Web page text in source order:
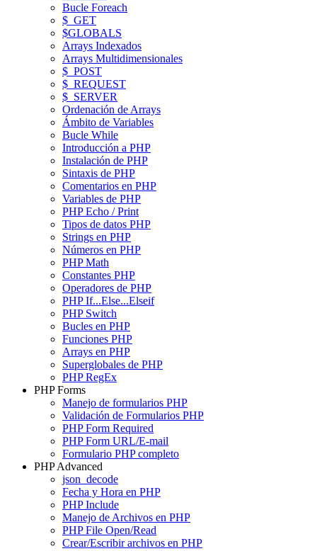
Bucle Foreach
$_GET
$GLOBALS
Arrays Indexados
Arrays Multidimensionales
$_POST
$_REQUEST
$_SERVER
Ordenación de Arrays
Ámbito de Variables
Bucle While
Introducción a PHP
Instalación de PHP
Sintaxis de PHP
Comentarios en PHP
Variables de PHP
PHP Echo / Print
Tipos de datos PHP
Strings en PHP
Números en PHP
PHP Math
Constantes PHP
Operadores de PHP
PHP If...Else...Elseif
PHP Switch
Bucles en PHP
Funciones PHP
Arrays en PHP
Superglobales de PHP
PHP RegEx
PHP Forms
Manejo de formularios PHP
Validación de Formularios PHP
PHP Form Required
PHP Form URL/E-mail
Formulario PHP completo
PHP Advanced
json_decode
Fecha y Hora en PHP
PHP Include
Manejo de Archivos en PHP
PHP File Open/Read
Crear/Escribir archivos en PHP